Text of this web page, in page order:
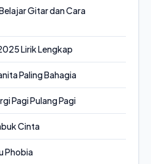
Gitar dan Cara
Lirik Lengkap
Paling Bahagia
Pagi Pulang Pagi
Cinta
Phobia